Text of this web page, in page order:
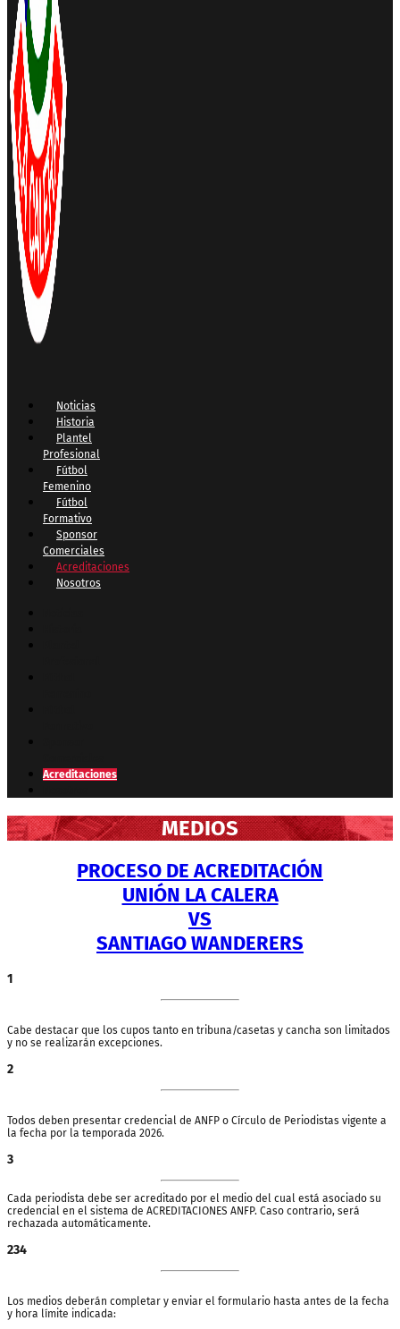
Noticias
Historia
Plantel
Profesional
Fútbol
Femenino
Fútbol
Formativo
Sponsor
Comerciales
Acreditaciones
Nosotros
Acreditaciones
MEDIOS
PROCESO DE ACREDITACIÓN
UNIÓN LA CALERA
VS
SANTIAGO WANDERERS
1
Cabe destacar que los cupos tanto en tribuna/casetas y cancha son limitados
y no se realizarán excepciones.
2
Todos deben presentar credencial de ANFP o Círculo de Periodistas vigente a
la fecha por la temporada 2026.
3
Cada periodista debe ser acreditado por el medio del cual está asociado su
credencial en el sistema de ACREDITACIONES ANFP. Caso contrario, será
rechazada automáticamente.
234
Los medios deberán completar y enviar el formulario hasta antes de la fecha
y hora límite indicada: